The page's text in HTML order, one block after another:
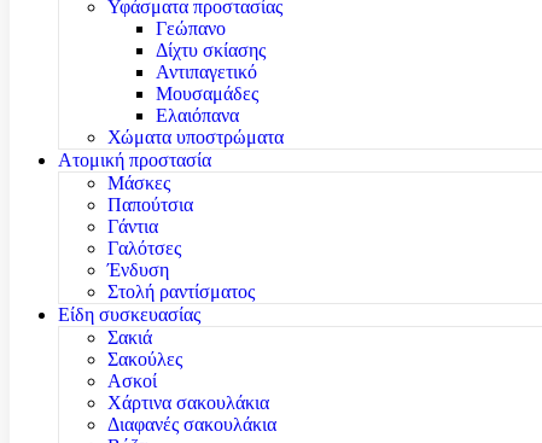
Υφάσματα προστασίας
Γεώπανο
Δίχτυ σκίασης
Αντιπαγετικό
Μουσαμάδες
Ελαιόπανα
Χώματα υποστρώματα
Ατομική προστασία
Μάσκες
Παπούτσια
Γάντια
Γαλότσες
Ένδυση
Στολή ραντίσματος
Είδη συσκευασίας
Σακιά
Σακούλες
Ασκοί
Χάρτινα σακουλάκια
Διαφανές σακουλάκια